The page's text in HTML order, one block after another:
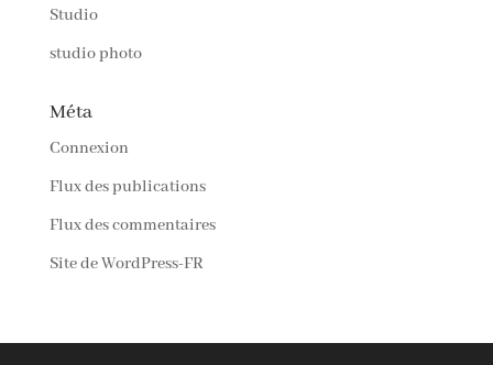
Studio
studio photo
Méta
Connexion
Flux des publications
Flux des commentaires
Site de WordPress-FR